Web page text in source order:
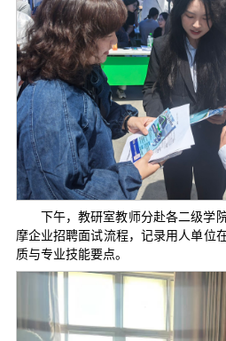
下午，教研室教师分赴各二级学
摩企业招聘面试流程，记录用人单位
质与专业技能要点。